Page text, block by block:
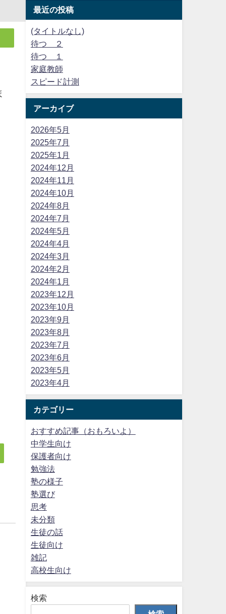
最近の投稿
(タイトルなし)
待つ ２
待つ １
家庭教師
スピード計測
アーカイブ
2026年5月
2025年7月
2025年1月
2024年12月
2024年11月
2024年10月
2024年8月
2024年7月
2024年5月
2024年4月
2024年3月
2024年2月
2024年1月
2023年12月
2023年10月
2023年9月
2023年8月
2023年7月
2023年6月
2023年5月
2023年4月
カテゴリー
おすすめ記事（おもろいよ）
中学生向け
保護者向け
勉強法
塾の様子
塾選び
思考
未分類
生徒の話
生徒向け
雑記
高校生向け
検索